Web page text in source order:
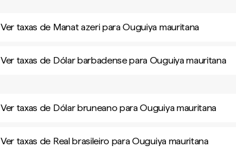
Ver taxas de Manat azeri para Ouguiya mauritana
Ver taxas de Dólar barbadense para Ouguiya mauritana
Ver taxas de Dólar bruneano para Ouguiya mauritana
Ver taxas de Real brasileiro para Ouguiya mauritana